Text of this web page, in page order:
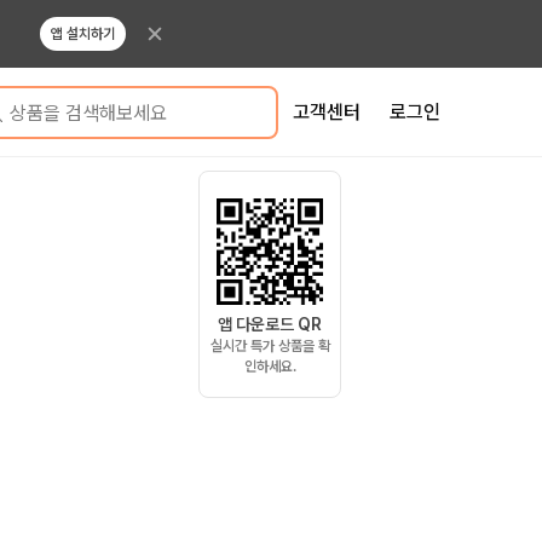
앱 설치하기
상품을 검색해보세요 고객센터 로그인
앱 다운로드 QR
실시간 특가 상품을 확
인하세요.